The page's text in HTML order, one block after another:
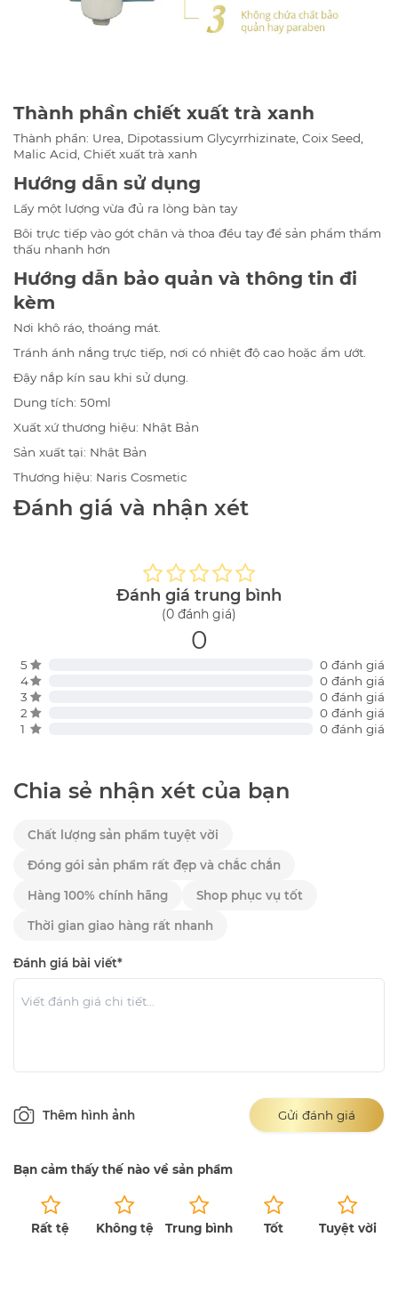
Thành phần chiết xuất trà xanh
Thành phần: Urea, Dipotassium Glycyrrhizinate, Coix Seed,
Malic Acid, Chiết xuất trà xanh
Hướng dẫn sử dụng
Lấy một lượng vừa đủ ra lòng bàn tay
Bôi trực tiếp vào gót chân và thoa đều tay để sản phẩm thẩm
thấu nhanh hơn
Hướng dẫn bảo quản và thông tin đi
kèm
Nơi khô ráo, thoáng mát.
Tránh ánh nắng trực tiếp, nơi có nhiệt độ cao hoặc ẩm ướt.
Đậy nắp kín sau khi sử dụng.
Dung tích: 50ml
Xuất xứ thương hiệu: Nhật Bản
Sản xuất tại: Nhật Bản
Thương hiệu: Naris Cosmetic
Đánh giá và nhận xét
Đánh giá trung bình
(0 đánh giá)
0
5
0 đánh giá
4
0 đánh giá
3
0 đánh giá
2
0 đánh giá
1
0 đánh giá
Chia sẻ nhận xét của bạn
Chất lượng sản phẩm tuyệt vời
Đóng gói sản phẩm rất đẹp và chắc chắn
Hàng 100% chính hãng Shop phục vụ tốt
Thời gian giao hàng rất nhanh
Đánh giá bài viết*
Thêm hình ảnh Gửi đánh giá
Bạn cảm thấy thế nào về sản phẩm
Rất tệ Không tệ Trung bình Tốt Tuyệt vời